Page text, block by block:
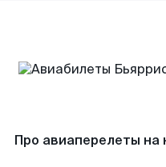
Про авиаперелеты на